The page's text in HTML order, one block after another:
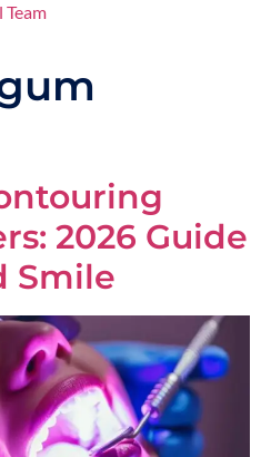
Team
2026 Guide
Smile